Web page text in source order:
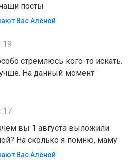
посты
Вас Алëной
стремлюсь кого-то искать.
На данный момент
вы 1 августа выложили
На сколько я помню, маму
Вас Алëной